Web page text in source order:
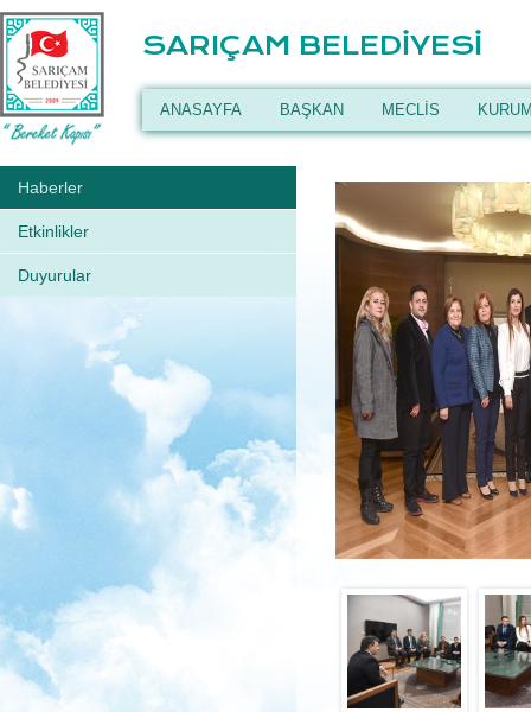
SARIÇAM BELEDİYESİ
ANASAYFA BAŞKAN MECLİS
Haberler
Etkinlikler
Duyurular